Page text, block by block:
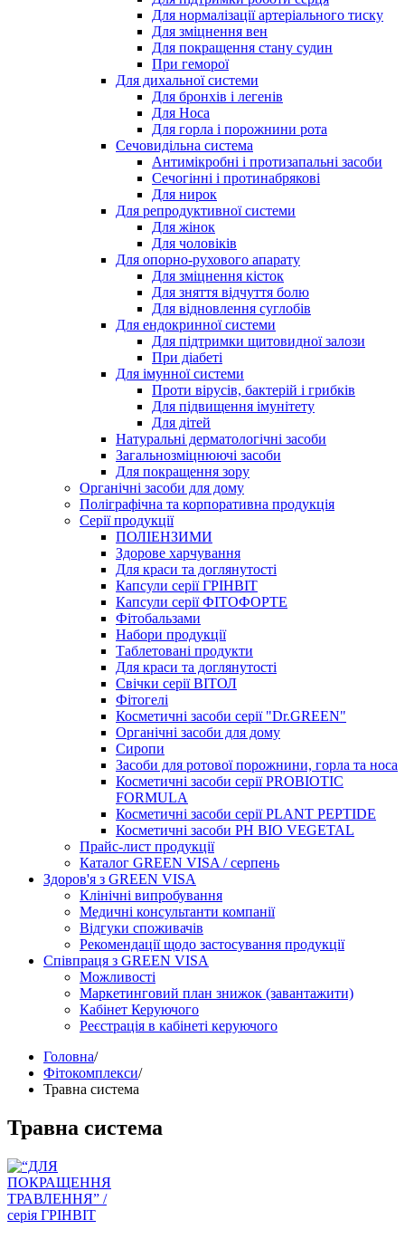
Для нормалізації артеріального тиску
Для зміцнення вен
Для покращення стану судин
При геморої
Для дихальної системи
Для бронхів і легенів
Для Носа
Для горла і порожнини рота
Сечовидільна система
Антимікробні і протизапальні засоби
Сечогінні і протинабрякові
Для нирок
Для репродуктивної системи
Для жінок
Для чоловіків
Для опорно-рухового апарату
Для зміцнення кісток
Для зняття відчуття болю
Для відновлення суглобів
Для ендокринної системи
Для підтримки щитовидної залози
При діабеті
Для імунної системи
Проти вірусів, бактерій і грибків
Для підвищення імунітету
Для дітей
Натуральні дерматологічні засоби
Загальнозміцнюючі засоби
Для покращення зору
Органічні засоби для дому
Поліграфічна та корпоративна продукція
Серії продукції
ПОЛІЕНЗИМИ
Здорове харчування
Для краси та доглянутості
Капсули серії ГРІНВІТ
Капсули серії ФІТОФОРТЕ
Фітобальзами
Набори продукції
Таблетовані продукти
Для краси та доглянутості
Свічки серії ВІТОЛ
Фітогелі
Косметичні засоби серії "Dr.GREEN"
Органічні засоби для дому
Сиропи
Засоби для ротової порожнини, горла та носа
Косметичні засоби серії PROBIOTIC
FORMULA
Косметичні засоби серії PLANT PEPTIDE
Косметичні засоби PH BIO VEGETAL
Прайс-лист продукції
Каталог GREEN VISA / серпень
Здоров'я з GREEN VISA
Клінічні випробування
Медичні консультанти компанії
Відгуки споживачів
Рекомендації щодо застосування продукції
Співпраця з GREEN VISA
Можливості
Маркетинговий план знижок (завантажити)
Кабінет Керуючого
Реєстрація в кабінеті керуючого
Головна/
Фітокомплекси/
Травна система
Травна система